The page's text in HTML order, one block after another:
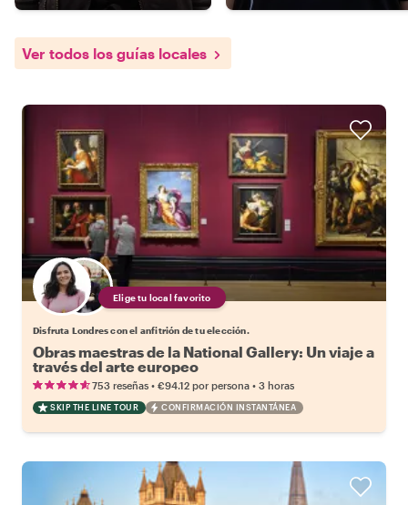
Ver todos los guías locales
Elige tu local favorito
Disfruta Londres con el anfitrión de tu elección.
Obras maestras de la National Gallery: Un viaje a
través del arte europeo
753 reseñas • €94.12 por persona • 3 horas
SKIP THE LINE TOUR CONFIRMACIÓN INSTANTÁNEA